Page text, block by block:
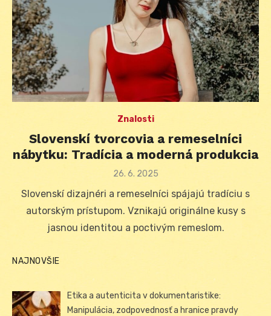
Znalosti
Slovenskí tvorcovia a remeselníci
nábytku: Tradícia a moderná produkcia
Posted
26. 6. 2025
Slovenskí dizajnéri a remeselníci spájajú tradíciu s
autorským prístupom. Vznikajú originálne kusy s
jasnou identitou a poctivým remeslom.
NAJNOVŠIE
Etika a autenticita v dokumentaristike:
Manipulácia, zodpovednosť a hranice pravdy